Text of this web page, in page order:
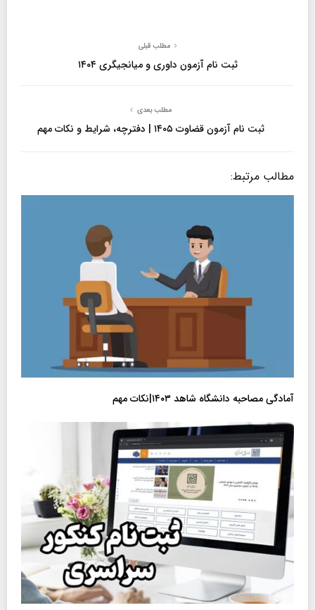
مطلب قبلی
ثبت نام آزمون داوری و میانجیگری ۱۴۰۴
مطلب بعدی
ثبت نام آزمون قضاوت ۱۴۰۵ | دفترچه، شرایط و نکات مهم
مطالب مرتبط:
آمادگی مصاحبه دانشگاه شاهد ۱۴۰۳|نکات مهم